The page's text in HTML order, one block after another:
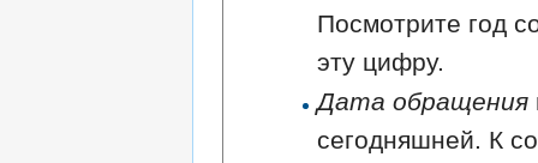
Посмотрите год
эту цифру.
Дата обращения
сегодняшней. К